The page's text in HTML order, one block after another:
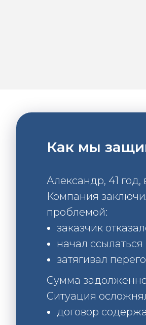
Как мы
Александр, 41
Компания
проблемой:
заказчик
начал
затягивал
Сумма
Ситуация
договор